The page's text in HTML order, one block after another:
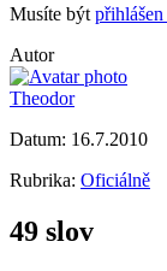
Musíte být přihlášen
Autor
Theodor
Datum: 16.7.2010
Rubrika: Oficiálně
49 slov